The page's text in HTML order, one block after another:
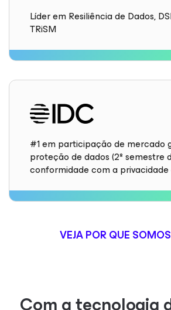
Líder em Resiliência de Dados,
TRiSM
#1 em participação de mercado
proteção de dados (2º semestre
conformidade com a privacidade
VEJA POR QUE